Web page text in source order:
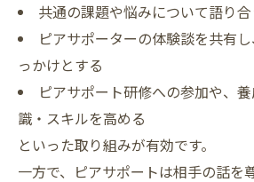
共通の課題や悩みについて語り
ピアサポーターの体験談を共有
っかけとする
ピアサポート研修への参加や、
識・スキルを高める
といった取り組みが有効です。
一方で、ピアサポートは相手の話を